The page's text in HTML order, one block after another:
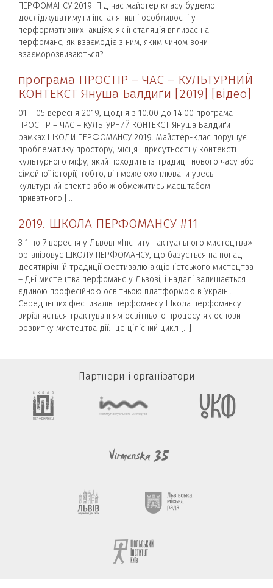
ПЕРФОМАНСУ 2019. Під час майстер класу будемо
досліджуватимути інсталятивні особливості у
перформативних акціях: як інсталяція впливає на
перфоманс, як взаємодіє з ним, яким чином вони
взаєморозвиваються?
програма ПРОСТІР – ЧАС – КУЛЬТУРНИЙ
КОНТЕКСТ Януша Балдиґи [2019] [відео]
01 – 05 вересня 2019, щодня з 10:00 до 14:00 програма
ПРОСТІР – ЧАС – КУЛЬТУРНИЙ КОНТЕКСТ Януша Балдиґи
рамках ШКОЛИ ПЕРФОМАНСУ 2019. Майстер-клас порушує
проблематику простору, місця і присутності у контексті
культурного міфу, який походить із традиції нового часу або
сімейної історії, тобто, він може охоплювати увесь
культурний спектр або ж обмежитись масштабом
приватного […]
2019. ШКОЛА ПЕРФОМАНСУ #11
З 1 по 7 вересня у Львові «Інститут актуального мистецтва»
організовує ШКОЛУ ПЕРФОМАНСУ, що базується на понад
десятирічній традиції фестивалю акціоністського мистецтва
– Дні мистецтва перфоманс у Львові, і надалі залишається
єдиною професійною освітньою платформою в Україні.
Серед інших фестивалів перфомансу Школа перфомансу
вирізняється трактуванням освітнього процесу як основи
розвитку мистецтва дії: це цілісний цикл […]
Партнери і організатори